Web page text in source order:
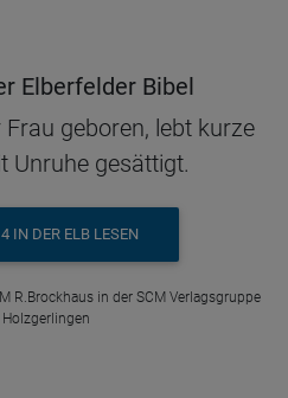
Elberfelder Bibel
geboren, lebt kurze
Unruhe gesättigt.
IN DER ELB LESEN
R.Brockhaus in der SCM Verlagsgruppe
Holzgerlingen